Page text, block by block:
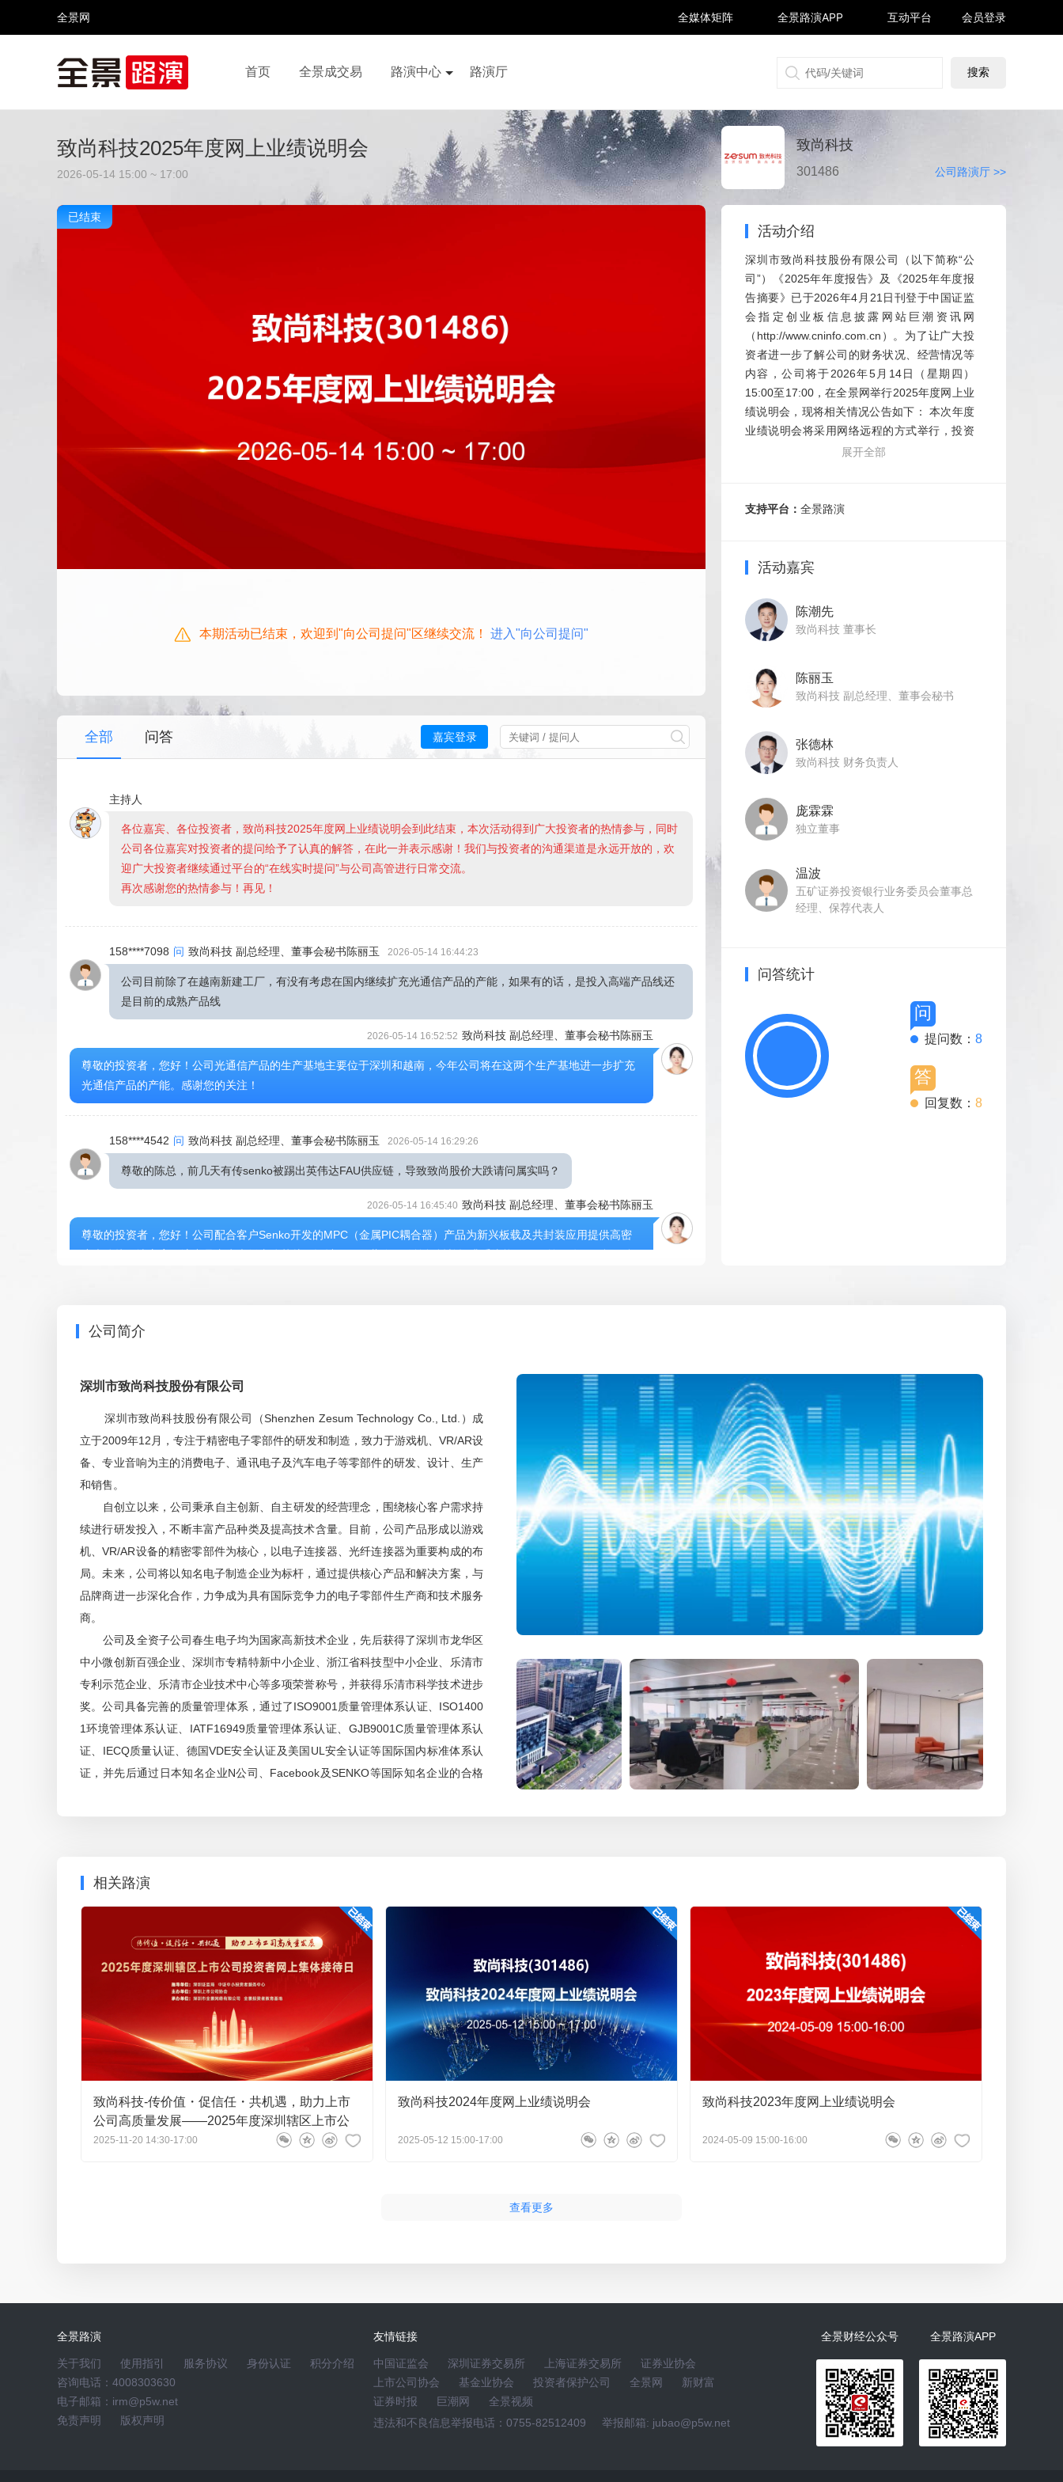
全景网 全媒体矩阵
快手号 喜马拉雅 财富号 搜狐号 同顺号 雪球号 生活号
全景路演APP 互动平台 会员登录
首页 全景成交易 路演中心 路演厅
致尚科技2025年度网上业绩说明会
2026-05-14 15:00 ~ 17:00
致尚科技
301486 公司路演厅 >>
已结束
本期活动已结束，欢迎到"向公司提问"区继续交流！ 进入"向公司提问"
全部 问答 嘉宾登录
主持人
各位嘉宾、各位投资者，致尚科技2025年度网上业绩说明会到此结束，本次活动得到广大投资者的热情参与，同时
公司各位嘉宾对投资者的提问给予了认真的解答，在此一并表示感谢！我们与投资者的沟通渠道是永远开放的，欢
迎广大投资者继续通过平台的“在线实时提问”与公司高管进行日常交流。
再次感谢您的热情参与！再见！
158****7098 问 致尚科技 副总经理、董事会秘书陈丽玉 2026-05-14 16:44:23
公司目前除了在越南新建工厂，有没有考虑在国内继续扩充光通信产品的产能，如果有的话，是投入高端产品线还
是目前的成熟产品线
2026-05-14 16:52:52 致尚科技 副总经理、董事会秘书陈丽玉
尊敬的投资者，您好！公司光通信产品的生产基地主要位于深圳和越南，今年公司将在这两个生产基地进一步扩充
光通信产品的产能。感谢您的关注！
158****4542 问 致尚科技 副总经理、董事会秘书陈丽玉 2026-05-14 16:29:26
尊敬的陈总，前几天有传senko被踢出英伟达FAU供应链，导致致尚股价大跌请问属实吗？
2026-05-14 16:45:40 致尚科技 副总经理、董事会秘书陈丽玉
尊敬的投资者，您好！公司配合客户Senko开发的MPC（金属PIC耦合器）产品为新兴板载及共封装应用提供高密
提问人663438
致尚科技 董事长陈潮先
尊敬的投资者，您好！本次交易深圳证券交易所正在审核，公司也积极有序的推进，本次交易的进展情况，公司将
严格按照相关规定及时履行信息披露义务，敬请投资者关注后续公告，并注意投资风险。 未来公司将持续提高技术
实力，不断扩充公司产能，持续为客户提供优质的产品及服务。目前，为满足客户的订单需求，公司计划进一步扩
充光通信产品的产能，目标在2026年度实现10亿元人民币产值。感谢您的关注！
提问人678723 问 致尚科技 副总经理、董事会秘书陈丽玉
关于收购恒扬数据，有什么最新进展吗？另外，光通信行业，一季度同行几乎都业绩增长报表，甚至增长好几倍。
贵司怎么反而亏损呢？有点令人担忧啊！
致尚科技 副总经理、董事会秘书陈丽玉
步审核意见和相关法律法规的规定，公司结合加期审计报告、备考审阅报告、资产评估报告以及本次交易的具体情
况对《深圳市致尚科技股份有限公司发行股份及支付现金购买资产暨关联交易报告书（草案）（修订稿）》等相关
文件进行相应修订。本次交易尚需深圳证券交易所审核通过以及中国证券监督管理委员会同意注册后方可实施，能
否审核通过、完成注册尚存在不确定性。公司将根据本次交易的进展情况，按照相关规定及时履行信息披露义务，
敬请投资者关注后续公告，并注意投资风险。 2026年第一季度，公司营业收入为26,597.21万元，同比下降
0.06%。2025年第一季度，公司合并报表范围营业收入包含东莞福可喜玛通讯科技有限公司（以下简称“福可喜
玛”）营业收入7,728.57万元，剔除福可喜玛财务数据影响后，2026年第一季度，公司营业收入同比增加7,712.57
以上因素影响后，2026年第一季度，公司归属于上市公司股东的净利润为772.53万元，同比增长6.08%。感谢您的
关注！
138****2888 问 致尚科技 副总经理、董事会秘书陈丽玉 2026-05-14 15:12:47
请问有会议流程吗？没有直播画面，参与感不强。请问有多少人在现场一起参与会议。
2026-05-14 15:33:59 致尚科技 副总经理、董事会秘书陈丽玉
尊敬的投资者，您好！本次年度业绩说明会采用网络远程的方式举行，投资者可登录全景网“投资者关系互动平
台”（https://ir.p5w.net）参与本次年度业绩说明会。出席本次年度业绩说明会的人员有：公司董事长陈潮先先生、
董事会秘书陈丽玉女士、财务负责人张德林先生、独立董事庞霖霖先生、保荐代表人温波先生。感谢您的关注！
158****7098 问 致尚科技 副总经理、董事会秘书陈丽玉 2026-05-14 15:05:53
活动介绍
深圳市致尚科技股份有限公司（以下简称“公
司”）《2025年年度报告》及《2025年年度报
告摘要》已于2026年4月21日刊登于中国证监
会指定创业板信息披露网站巨潮资讯网
（http://www.cninfo.com.cn）。为了让广大投
资者进一步了解公司的财务状况、经营情况等
内容，公司将于2026年5月14日（星期四）
15:00至17:00，在全景网举行2025年度网上业
绩说明会，现将相关情况公告如下： 本次年度
业绩说明会将采用网络远程的方式举行，投资
者可登录全景网“投资者关系互动平
董事长陈潮先先生、董事会秘书陈丽玉女士、
会人员将进行调整）。
展开全部
支持平台： 全景路演
活动嘉宾
陈潮先
致尚科技 董事长
陈丽玉
致尚科技 副总经理、董事会秘书
张德林
致尚科技 财务负责人
庞霖霖
独立董事
温波
五矿证券投资银行业务委员会董事总
经理、保荐代表人
问答统计
问
提问数： 8
答
回复数： 8
公司简介
深圳市致尚科技股份有限公司
深圳市致尚科技股份有限公司（Shenzhen Zesum Technology Co., Ltd.）成
立于2009年12月，专注于精密电子零部件的研发和制造，致力于游戏机、VR/AR设
备、专业音响为主的消费电子、通讯电子及汽车电子等零部件的研发、设计、生产
和销售。
自创立以来，公司秉承自主创新、自主研发的经营理念，围绕核心客户需求持
续进行研发投入，不断丰富产品种类及提高技术含量。目前，公司产品形成以游戏
机、VR/AR设备的精密零部件为核心，以电子连接器、光纤连接器为重要构成的布
局。未来，公司将以知名电子制造企业为标杆，通过提供核心产品和解决方案，与
品牌商进一步深化合作，力争成为具有国际竞争力的电子零部件生产商和技术服务
商。
公司及全资子公司春生电子均为国家高新技术企业，先后获得了深圳市龙华区
中小微创新百强企业、深圳市专精特新中小企业、浙江省科技型中小企业、乐清市
专利示范企业、乐清市企业技术中心等多项荣誉称号，并获得乐清市科学技术进步
奖。公司具备完善的质量管理体系，通过了ISO9001质量管理体系认证、ISO1400
1环境管理体系认证、IATF16949质量管理体系认证、GJB9001C质量管理体系认
证、IECQ质量认证、德国VDE安全认证及美国UL安全认证等国际国内标准体系认
证，并先后通过日本知名企业N公司、Facebook及SENKO等国际知名企业的合格
业N公司、索尼、Facebook等品牌商，直接客户主要为富士康、歌尔股份等制造服
务企业，公司生产的游戏机零部件及电子连接器等产品通过富士康及歌尔股份等集
成其他功能件后形成整机产品，并最终配套供应终端客户。同时，公司与SENKO、
特发信息、视源股份、安费诺、百灵达、飞达音响等客户也建立了直接的合作关
系。
公司园区 办公环境 办公环境
相关路演
致尚科技-传价值・促信任・共机遇，助力上市
公司高质量发展——2025年度深圳辖区上市公
司投资者网上集体接待日
2025-11-20 14:30-17:00
致尚科技2024年度网上业绩说明会
2025-05-12 15:00-17:00
致尚科技2023年度网上业绩说明会
2024-05-09 15:00-16:00
查看更多
全景路演
关于我们 使用指引 服务协议 身份认证
积分介绍
咨询电话：4008303630
电子邮箱：irm@p5w.net
免责声明
版权声明
友情链接
中国证监会 深圳证券交易所 上海证券交易所
证券业协会
上市公司协会
基金业协会 投资者保护公司 全景网
新财富
证券时报
巨潮网 全景视频
全景路演APP
全景财经公众号
违法和不良信息举报电话：0755-82512409 举报邮箱: jubao@p5w.net